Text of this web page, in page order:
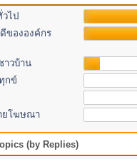
วไป
ขององค์กร
วบ้าน
กข์
ยโฆษณา
(by Replies)